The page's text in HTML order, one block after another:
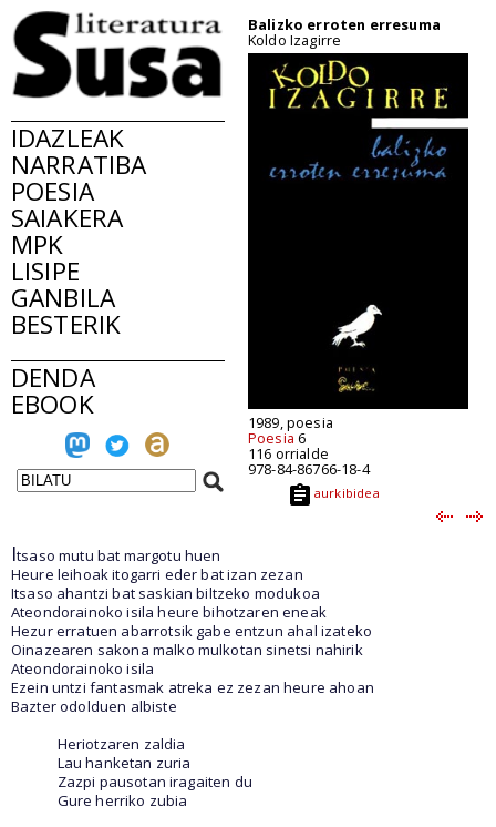
IDAZLEAK
NARRATIBA
POESIA
SAIAKERA
MPK
LISIPE
GANBILA
BESTERIK
DENDA
EBOOK
Balizko erroten erresuma
Koldo Izagirre
1989, poesia
Poesia 6
116 orrialde
978-84-86766-18-4
aurkibidea
Itsaso mutu bat margotu huen
Heure leihoak itogarri eder bat izan zezan
Itsaso ahantzi bat saskian biltzeko modukoa
Ateondorainoko isila heure bihotzaren eneak
Hezur erratuen abarrotsik gabe entzun ahal izateko
Oinazearen sakona malko mulkotan sinetsi nahirik
Ateondorainoko isila
Ezein untzi fantasmak atreka ez zezan heure ahoan
Bazter odolduen albiste
Heriotzaren zaldia
Lau hanketan zuria
Zazpi pausotan iragaiten du
Gure herriko zubia